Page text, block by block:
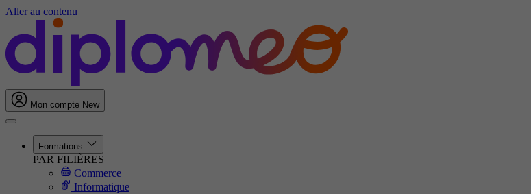
Aller au contenu
Mon compte New
Formations
PAR FILIÈRES
Commerce
Informatique